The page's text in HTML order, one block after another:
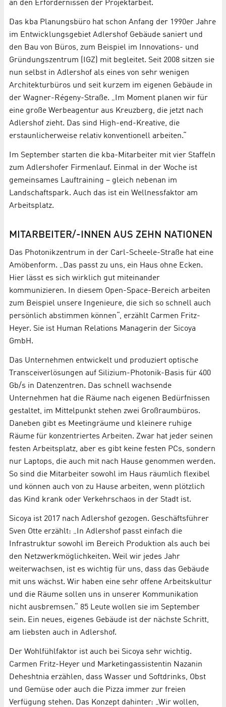
an den Erfordernissen der Projektarbeit.“
Das kba Planungsbüro hat schon Anfang der 1990er Jahre
im Entwicklungsgebiet Adlershof Gebäude saniert und
den Bau von Büros, zum Beispiel im Innovations- und
Gründungszentrum (IGZ) mit begleitet. Seit 2008 sitzen sie
nun selbst in Adlershof als eines von sehr wenigen
Architekturbüros und seit kurzem im eigenen Gebäude in
der Wagner-Régeny-Straße. „Im Moment planen wir für
eine große Werbeagentur aus Kreuzberg, die jetzt nach
Adlershof zieht. Das sind High-end-Kreative, die
erstaunlicherweise relativ konventionell arbeiten.“
Im September starten die kba-Mitarbeiter mit vier Staffeln
zum Adlershofer Firmenlauf. Einmal in der Woche ist
gemeinsames Lauftraining – gleich nebenan im
Landschaftspark. Auch das ist ein Wellnessfaktor am
Arbeitsplatz.
MITARBEITER/-INNEN AUS ZEHN NATIONEN
Das Photonikzentrum in der Carl-Scheele-Straße hat eine
Amöbenform. „Das passt zu uns, ein Haus ohne Ecken.
Hier lässt es sich wirklich gut miteinander
kommunizieren. In diesem Open-Space-Bereich arbeiten
zum Beispiel unsere Ingenieure, die sich so schnell auch
persönlich abstimmen können“, erzählt Carmen Fritz-
Heyer. Sie ist Human Relations Managerin der Sicoya
GmbH.
Das Unternehmen entwickelt und produziert optische
Transceiverlösungen auf Silizium-Photonik-Basis für 400
Gb/s in Datenzentren. Das schnell wachsende
Unternehmen hat die Räume nach eigenen Bedürfnissen
gestaltet, im Mittelpunkt stehen zwei Großraumbüros.
Daneben gibt es Meetingräume und kleinere ruhige
Räume für konzentriertes Arbeiten. Zwar hat jeder seinen
festen Arbeitsplatz, aber es gibt keine festen PCs, sondern
nur Laptops, die auch mit nach Hause genommen werden.
So sind die Mitarbeiter sowohl im Haus räumlich flexibel
und können auch von zu Hause arbeiten, wenn plötzlich
das Kind krank oder Verkehrschaos in der Stadt ist.
Sicoya ist 2017 nach Adlershof gezogen. Geschäftsführer
Sven Otte erzählt: „In Adlershof passt einfach die
Infrastruktur sowohl im Bereich Produktion als auch bei
den Netzwerkmöglichkeiten. Weil wir jedes Jahr
weiterwachsen, ist es wichtig für uns, dass das Gebäude
mit uns wächst. Wir haben eine sehr offene Arbeitskultur
und die Räume sollen uns in unserer Kommunikation
nicht ausbremsen.“ 85 Leute wollen sie im September
sein. Ein neues, eigenes Gebäude ist der nächste Schritt,
am liebsten auch in Adlershof.
Der Wohlfühlfaktor ist auch bei Sicoya sehr wichtig.
Carmen Fritz-Heyer und Marketingassistentin Nazanin
Deheshtnia erzählen, dass Wasser und Softdrinks, Obst
und Gemüse oder auch die Pizza immer zur freien
Verfügung stehen. Das Konzept dahinter: „Wir wollen,